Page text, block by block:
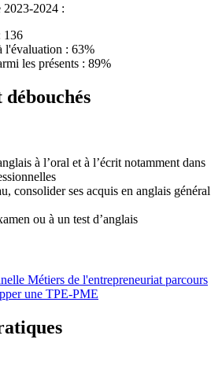
2023-2024 :
136
l'évaluation : 63%
les présents : 89%
débouchés
à l’oral et à l’écrit notamment dans
consolider ses acquis en anglais général
ou à un test d’anglais
Métiers de l'entrepreneuriat parcours
une TPE-PME